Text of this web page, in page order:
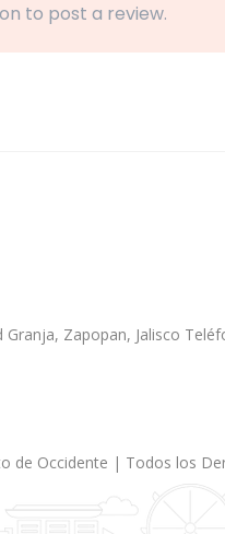
to post a review.
Zapopan, Jalisco
de Occidente | Todos los